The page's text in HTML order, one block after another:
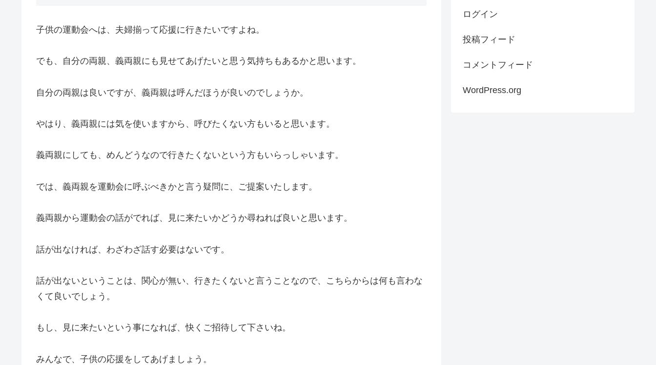
子供の運動会へは、夫婦揃って応援に行きたいですよね。
でも、自分の両親、義両親にも見せてあげたいと思う気持ちもあるかと思います。
自分の両親は良いですが、義両親は呼んだほうが良いのでしょうか。
やはり、義両親には気を使いますから、呼びたくない方もいると思います。
義両親にしても、めんどうなので行きたくないという方もいらっしゃいます。
では、義両親を運動会に呼ぶべきかと言う疑問に、ご提案いたします。
義両親から運動会の話がでれば、見に来たいかどうか尋ねれば良いと思います。
話が出なければ、わざわざ話す必要はないです。
話が出ないということは、関心が無い、行きたくないと言うことなので、こちらからは何も言わな
くて良いでしょう。
もし、見に来たいという事になれば、快くご招待して下さいね。
みんなで、子供の応援をしてあげましょう。
ログイン
投稿フィード
コメントフィード
WordPress.org